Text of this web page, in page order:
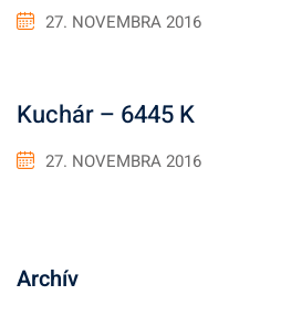
27. NOVEMBRA 2016
Kuchár – 6445 K
27. NOVEMBRA 2016
Archív